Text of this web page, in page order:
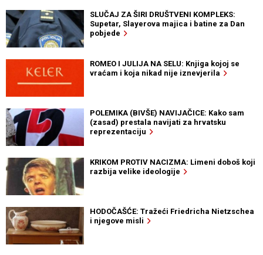
SLUČAJ ZA ŠIRI DRUŠTVENI KOMPLEKS:
Supetar, Slayerova majica i batine za Dan
pobjede
ROMEO I JULIJA NA SELU: Knjiga kojoj se
vraćam i koja nikad nije iznevjerila
POLEMIKA (BIVŠE) NAVIJAČICE: Kako sam
(zasad) prestala navijati za hrvatsku
reprezentaciju
KRIKOM PROTIV NACIZMA: Limeni doboš koji
razbija velike ideologije
HODOČAŠĆE: Tražeći Friedricha Nietzschea
i njegove misli